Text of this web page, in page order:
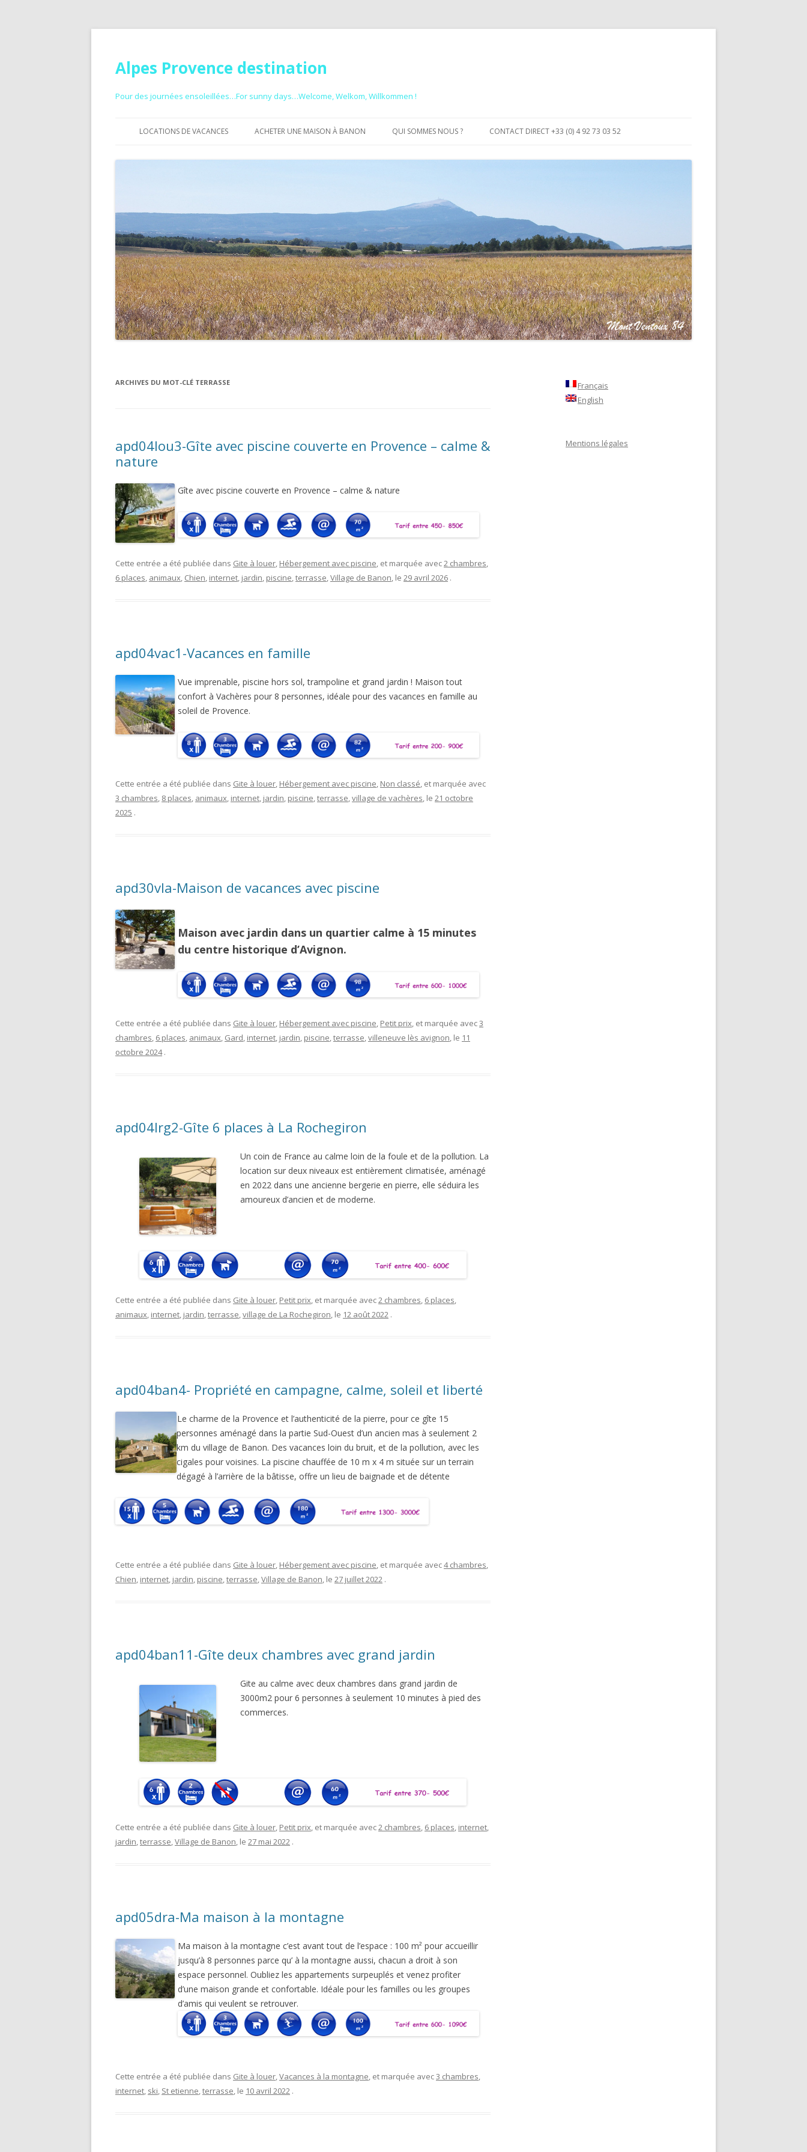
Alpes Provence destination
Pour des journées ensoleillées…For sunny days…Welcome, Welkom, Willkommen !
LOCATIONS DE VACANCES
PETIT PRIX
VACANCES À LA MONTAGNE
VACANCES À LA MER
ACHETER UNE MAISON À BANON QUI SOMMES NOUS ? CONTACT DIRECT +33 (0) 4 92 73 03 52
ARCHIVES DU MOT-CLÉ TERRASSE
apd04lou3-Gîte avec piscine couverte en Provence – calme &
nature
Gîte avec piscine couverte en Provence – calme & nature
Cette entrée a été publiée dans Gite à louer, Hébergement avec piscine, et marquée avec2 chambres,
6 places, animaux, Chien, internet, jardin, piscine,terrasse,Village de Banon, le 29 avril 2026 .
apd04vac1-Vacances en famille
Vue imprenable, piscine hors sol, trampoline et grand jardin ! Maison tout
confort à Vachères pour 8 personnes, idéale pour des vacances en famille au
soleil de Provence.
Cette entrée a été publiée dans Gite à louer, Hébergement avec piscine, Non classé, et marquée avec
3 chambres, 8 places, animaux, internet, jardin, piscine,terrasse,village de vachères, le 21 octobre
2025 .
apd30vla-Maison de vacances avec piscine
Maison avec jardin dans un quartier calme à 15 minutes
du centre historique d’Avignon.
Cette entrée a été publiée dans Gite à louer, Hébergement avec piscine, Petit prix, et marquée avec3
chambres, 6 places, animaux, Gard, internet, jardin, piscine,terrasse,villeneuve lès avignon, le 11
octobre 2024 .
apd04lrg2-Gîte 6 places à La Rochegiron
Un coin de France au calme loin de la foule et de la pollution. La
location sur deux niveaux est entièrement climatisée, aménagé
en 2022 dans une ancienne bergerie en pierre, elle séduira les
amoureux d’ancien et de moderne.
Cette entrée a été publiée dans Gite à louer, Petit prix, et marquée avec2 chambres, 6 places,
animaux, internet, jardin,terrasse,village de La Rochegiron, le 12 août 2022 .
apd04ban4- Propriété en campagne, calme, soleil et liberté
Le charme de la Provence et l’authenticité de la pierre, pour ce gîte 15
personnes aménagé dans la partie Sud-Ouest d’un ancien mas à seulement 2
km du village de Banon. Des vacances loin du bruit, et de la pollution, avec les
cigales pour voisines. La piscine chauffée de 10 m x 4 m située sur un terrain
dégagé à l’arrière de la bâtisse, offre un lieu de baignade et de détente
Cette entrée a été publiée dans Gite à louer, Hébergement avec piscine, et marquée avec4 chambres,
Chien, internet, jardin, piscine,terrasse,Village de Banon, le 27 juillet 2022 .
apd04ban11-Gîte deux chambres avec grand jardin
Gite au calme avec deux chambres dans grand jardin de
3000m2 pour 6 personnes à seulement 10 minutes à pied des
commerces.
Cette entrée a été publiée dans Gite à louer, Petit prix, et marquée avec2 chambres, 6 places, internet,
jardin,terrasse,Village de Banon, le 27 mai 2022 .
apd05dra-Ma maison à la montagne
Ma maison à la montagne c’est avant tout de l’espace : 100 m² pour accueillir
jusqu’à 8 personnes parce qu’ à la montagne aussi, chacun a droit à son
espace personnel. Oubliez les appartements surpeuplés et venez profiter
d’une maison grande et confortable. Idéale pour les familles ou les groupes
d’amis qui veulent se retrouver.
Cette entrée a été publiée dans Gite à louer,Vacances à la montagne, et marquée avec3 chambres,
internet, ski, St etienne,terrasse, le 10 avril 2022 .
Français
English
Mentions légales